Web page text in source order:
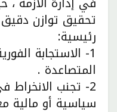
تحقيق توازن دقيق
رئيسية:
1- الاستجابة
المتصاعدة .
2- تجنب
سياسية أو مالية